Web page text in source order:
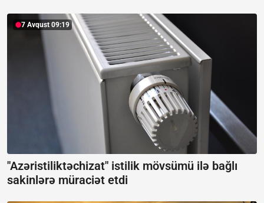
7 Avqust 09:19
"Azəristiliktəchizat" istilik mövsümü ilə bağlı
sakinlərə müraciət etdi